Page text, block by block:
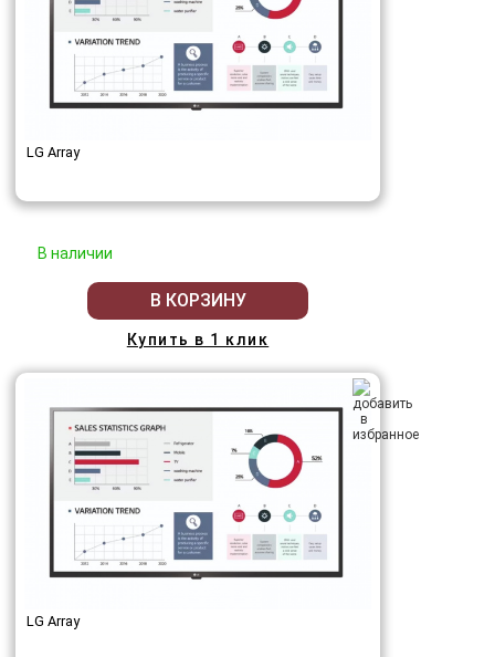
LG Array
В наличии
В КОРЗИНУ
Купить в 1 клик
LG Array